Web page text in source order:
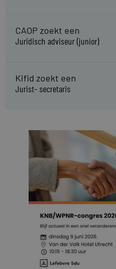
CAOP zoekt een
Juridisch adviseur (junior)
Kifid zoekt een
Jurist- secretaris